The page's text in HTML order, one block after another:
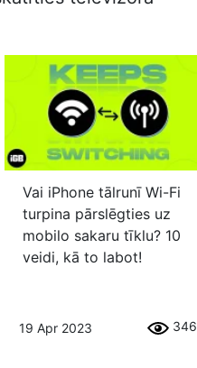
Vai iPhone tālrunī Wi-Fi
turpina pārslēgties uz
mobilo sakaru tīklu? 10
veidi, kā to labot!
19 Apr 2023 346